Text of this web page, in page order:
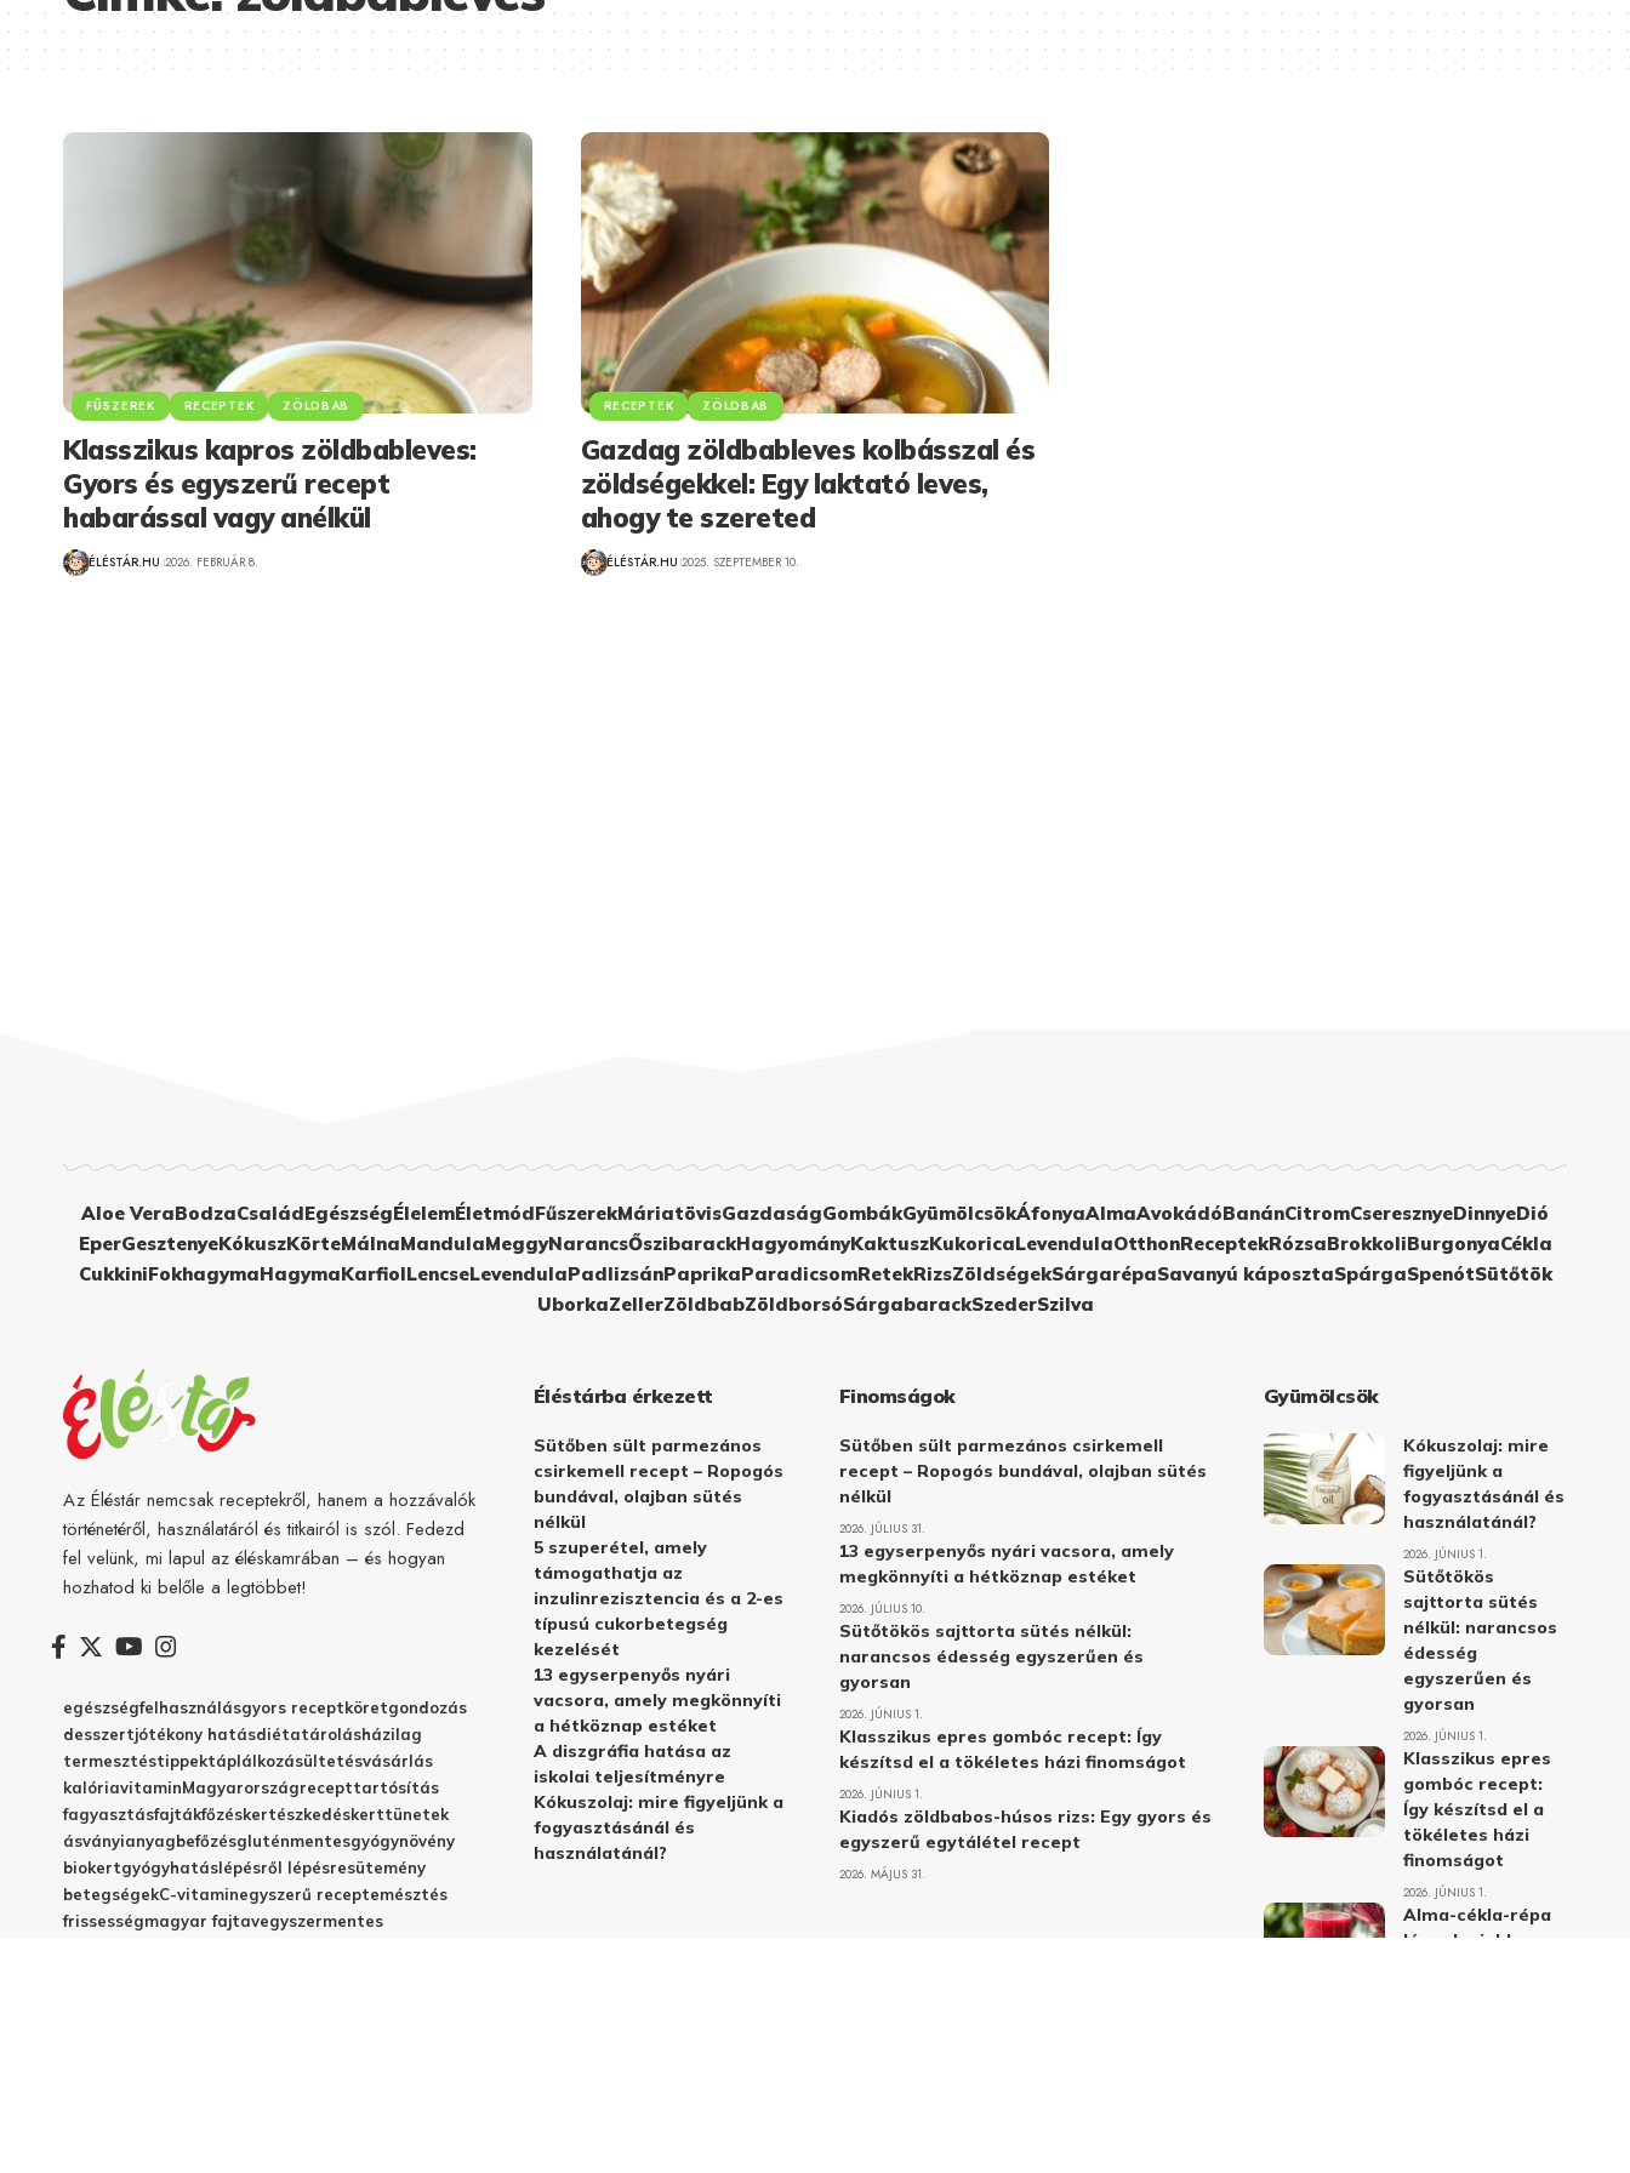
FŰSZEREK RECEPTEK ZÖLDBAB
Klasszikus kapros zöldbableves:
Gyors és egyszerű recept
habarással vagy anélkül
ÉLÉSTÁR.HU 2026. FEBRUÁR 8.
RECEPTEK ZÖLDBAB
Gazdag zöldbableves kolbásszal és
zöldségekkel: Egy laktató leves,
ahogy te szereted
ÉLÉSTÁR.HU 2025. SZEPTEMBER 10.
Aloe VeraBodzaCsaládEgészségÉlelemÉletmódFűszerekMáriatövisGazdaságGombákGyümölcsökÁfonyaAlmaAvokádóBanánCitromCseresznyeDinnyeDió
EperGesztenyeKókuszKörteMálnaMandulaMeggyNarancsŐszibarackHagyományKaktuszKukoricaLevendulaOtthonReceptekRózsaBrokkoliBurgonyaCékla
CukkiniFokhagymaHagymaKarfiolLencseLevendulaPadlizsánPaprikaParadicsomRetekRizsZöldségekSárgarépaSavanyú káposztaSpárgaSpenótSütőtök
UborkaZellerZöldbabZöldborsóSárgabarackSzederSzilva
Az Éléstár nemcsak receptekről, hanem a hozzávalók
történetéről, használatáról és titkairól is szól. Fedezd
fel velünk, mi lapul az éléskamrában – és hogyan
hozhatod ki belőle a legtöbbet!
egészségfelhasználásgyors receptköretgondozás
desszertjótékony hatásdiétatárolásházilag
termesztéstippektáplálkozásültetésvásárlás
kalóriavitaminMagyarországrecepttartósítás
fagyasztásfajtákfőzéskertészkedéskerttünetek
ásványianyagbefőzésgluténmentesgyógynövény
biokertgyógyhatáslépésről lépésresütemény
betegségekC-vitaminegyszerű receptemésztés
frissességmagyar fajtavegyszermentes
Éléstárba érkezett
Sütőben sült parmezános
csirkemell recept – Ropogós
bundával, olajban sütés
nélkül
5 szuperétel, amely
támogathatja az
inzulinrezisztencia és a 2-es
típusú cukorbetegség
kezelését
13 egyserpenyős nyári
vacsora, amely megkönnyíti
a hétköznap estéket
A diszgráfia hatása az
iskolai teljesítményre
Kókuszolaj: mire figyeljünk a
fogyasztásánál és
használatánál?
Finomságok
Sütőben sült parmezános csirkemell
recept – Ropogós bundával, olajban sütés
nélkül
2026. JÚLIUS 31.
13 egyserpenyős nyári vacsora, amely
megkönnyíti a hétköznap estéket
2026. JÚLIUS 10.
Sütőtökös sajttorta sütés nélkül:
narancsos édesség egyszerűen és
gyorsan
2026. JÚNIUS 1.
Klasszikus epres gombóc recept: Így
készítsd el a tökéletes házi finomságot
2026. JÚNIUS 1.
Kiadós zöldbabos-húsos rizs: Egy gyors és
egyszerű egytálétel recept
2026. MÁJUS 31.
Gyümölcsök
Kókuszolaj: mire
figyeljünk a
fogyasztásánál és
használatánál?
2026. JÚNIUS 1.
Sütőtökös
sajttorta sütés
nélkül: narancsos
édesség
egyszerűen és
gyorsan
2026. JÚNIUS 1.
Klasszikus epres
gombóc recept:
Így készítsd el a
tökéletes házi
finomságot
2026. JÚNIUS 1.
Alma-cékla-répa
lé – a legjobb